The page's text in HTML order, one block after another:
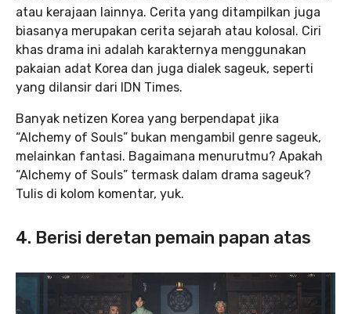
atau kerajaan lainnya. Cerita yang ditampilkan juga
biasanya merupakan cerita sejarah atau kolosal. Ciri
khas drama ini adalah karakternya menggunakan
pakaian adat Korea dan juga dialek sageuk, seperti
yang dilansir dari IDN Times.
Banyak netizen Korea yang berpendapat jika
“Alchemy of Souls” bukan mengambil genre sageuk,
melainkan fantasi. Bagaimana menurutmu? Apakah
“Alchemy of Souls” termask dalam drama sageuk?
Tulis di kolom komentar, yuk.
4. Berisi deretan pemain papan atas